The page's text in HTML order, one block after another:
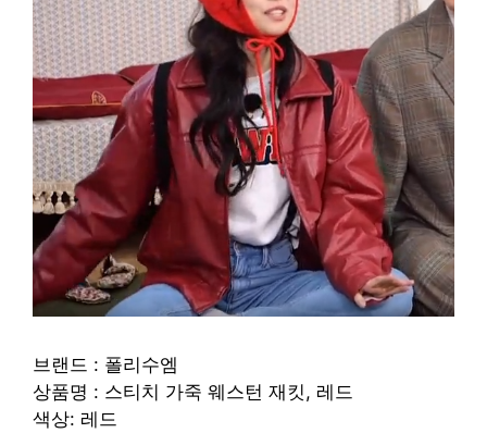
브랜드 : 폴리수엠
상품명 : 스티치 가죽 웨스턴 재킷, 레드
색상: 레드